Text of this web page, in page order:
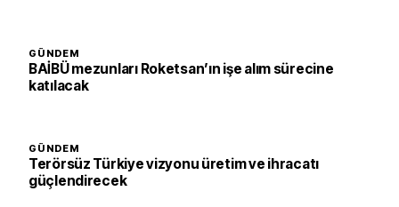
GÜNDEM
BAİBÜ mezunları Roketsan’ın işe alım sürecine
katılacak
GÜNDEM
Terörsüz Türkiye vizyonu üretim ve ihracatı
güçlendirecek